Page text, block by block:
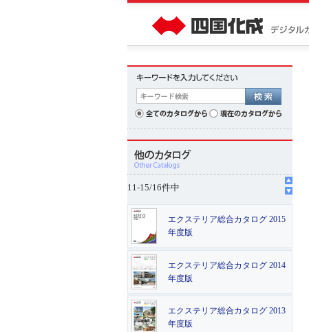
11-15/16件中
エクステリア総合カタログ 2015
年度版
エクステリア総合カタログ 2014
年度版
エクステリア総合カタログ 2013
年度版